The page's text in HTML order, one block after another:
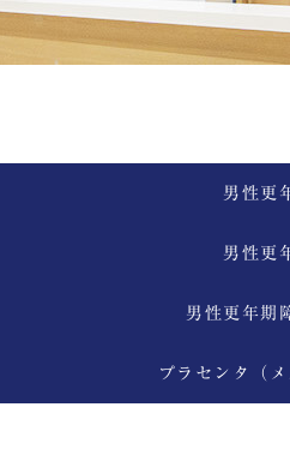
男性更
男性更
男性更年期
プラセンタ（